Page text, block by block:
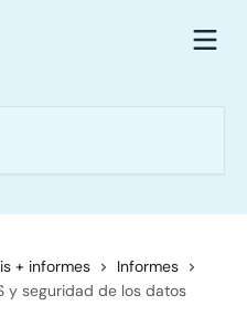
+ informes
Informes
y seguridad de los datos